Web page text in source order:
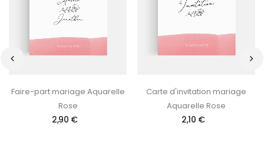
Faire-part mariage Aquarelle
Rose
2,90 €
Carte d'invitation mariage
Aquarelle Rose
2,10 €